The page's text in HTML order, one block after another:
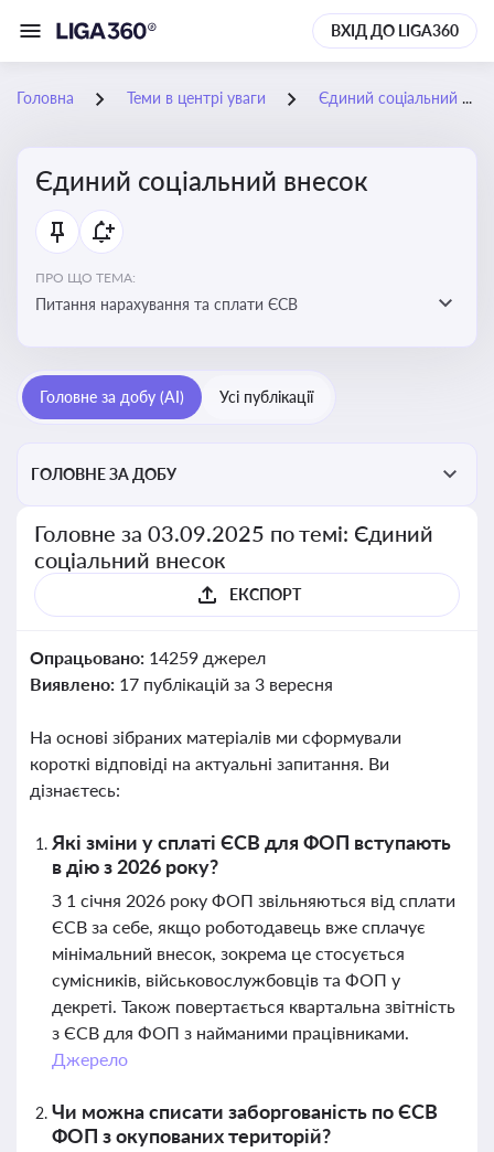
ВХІД ДО LIGA360
Головна Теми в центрі уваги Єдиний соціальний внесок
Єдиний соціальний внесок
ПРО ЩО ТЕМА:
Питання нарахування та сплати ЄСВ
Головне за добу (AI) Усі публікації
ГОЛОВНЕ ЗА ДОБУ
Головне за 03.09.2025 по темі: Єдиний
соціальний внесок
ЕКСПОРТ
Опрацьовано: 14259 джерел
Виявлено: 17 публікацій за 3 вересня
На основі зібраних матеріалів ми сформували
короткі відповіді на актуальні запитання. Ви
дізнаєтесь:
Які зміни у сплаті ЄСВ для ФОП вступають
в дію з 2026 року?
З 1 січня 2026 року ФОП звільняються від сплати
ЄСВ за себе, якщо роботодавець вже сплачує
мінімальний внесок, зокрема це стосується
сумісників, військовослужбовців та ФОП у
декреті. Також повертається квартальна звітність
з ЄСВ для ФОП з найманими працівниками.
Джерело
Чи можна списати заборгованість по ЄСВ
ФОП з окупованих територій?